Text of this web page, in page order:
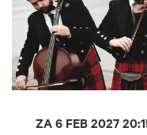
ZA 6 FEB 2027